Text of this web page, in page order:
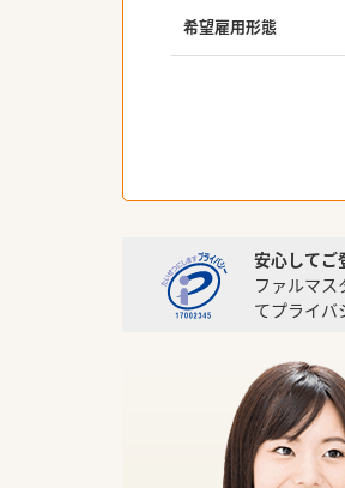
希望雇用形態
安心してご
ファルマス
てプライバ